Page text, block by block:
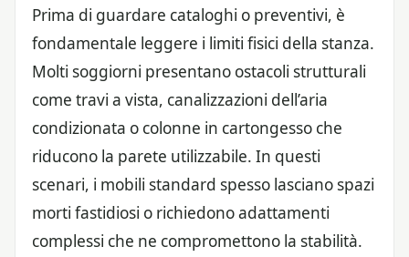
Prima di guardare cataloghi o preventivi, è
fondamentale leggere i limiti fisici della stanza.
Molti soggiorni presentano ostacoli strutturali
come travi a vista, canalizzazioni dell’aria
condizionata o colonne in cartongesso che
riducono la parete utilizzabile. In questi
scenari, i mobili standard spesso lasciano spazi
morti fastidiosi o richiedono adattamenti
complessi che ne compromettono la stabilità.